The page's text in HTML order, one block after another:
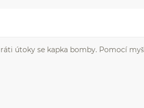
útoky se kapka bomby. Pomocí